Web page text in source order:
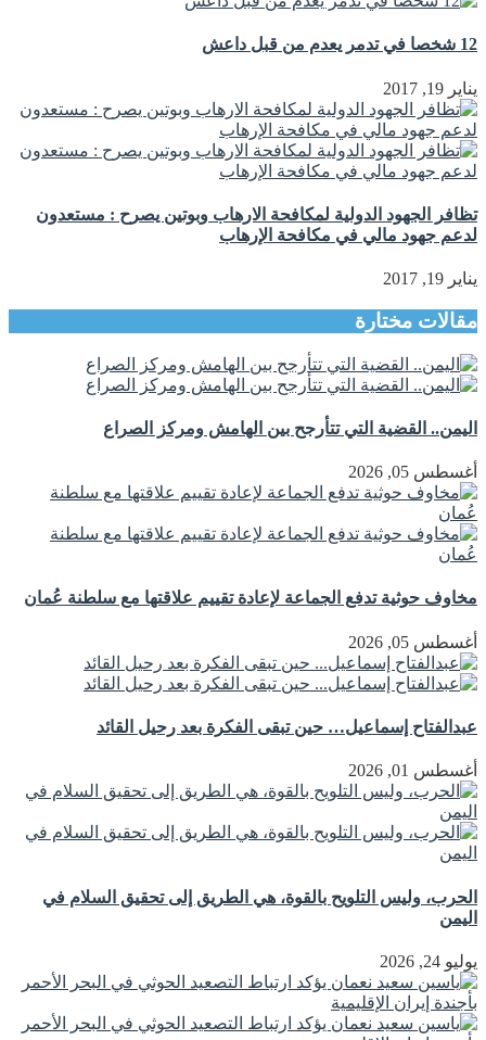
12 شخصا في تدمر يعدم من قبل داعش
يناير 19, 2017
تظافر الجهود الدولية لمكافحة الارهاب وبوتين يصرح : مستعدون
لدعم جهود مالي في مكافحة الإرهاب
يناير 19, 2017
مقالات مختارة
اليمن.. القضية التي تتأرجح بين الهامش ومركز الصراع
أغسطس 05, 2026
مخاوف حوثية تدفع الجماعة لإعادة تقييم علاقتها مع سلطنة عُمان
أغسطس 05, 2026
عبدالفتاح إسماعيل… حين تبقى الفكرة بعد رحيل القائد
أغسطس 01, 2026
الحرب، وليس التلويح بالقوة، هي الطريق إلى تحقيق السلام في
اليمن
يوليو 24, 2026